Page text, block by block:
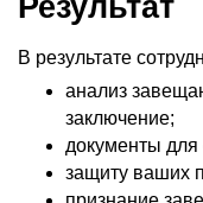
Результат
В результате
анализ
заключение;
документы для
защиту ваших